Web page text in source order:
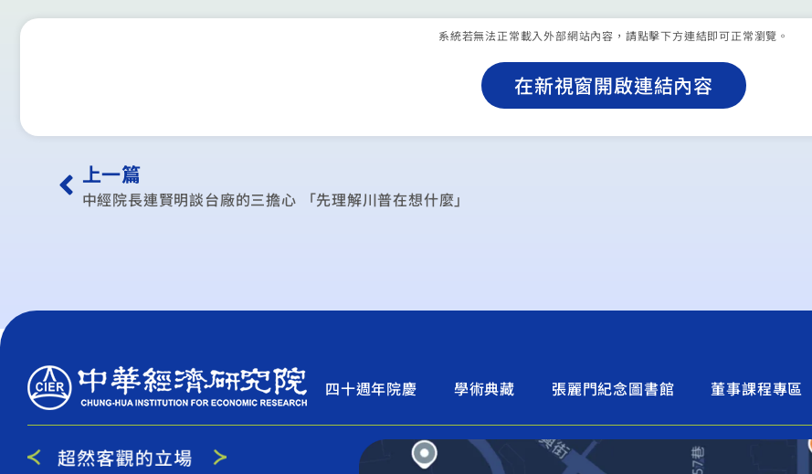
系統若無法正常載入外部網站內容，請點擊下方連結即可正常瀏覽。
在新視窗開啟連結內容
上一篇
中經院長連賢明談台廠的三擔心 「先理解川普在想什麼」
四十週年院慶 學術典藏 張麗門紀念圖書館 董事課程專區